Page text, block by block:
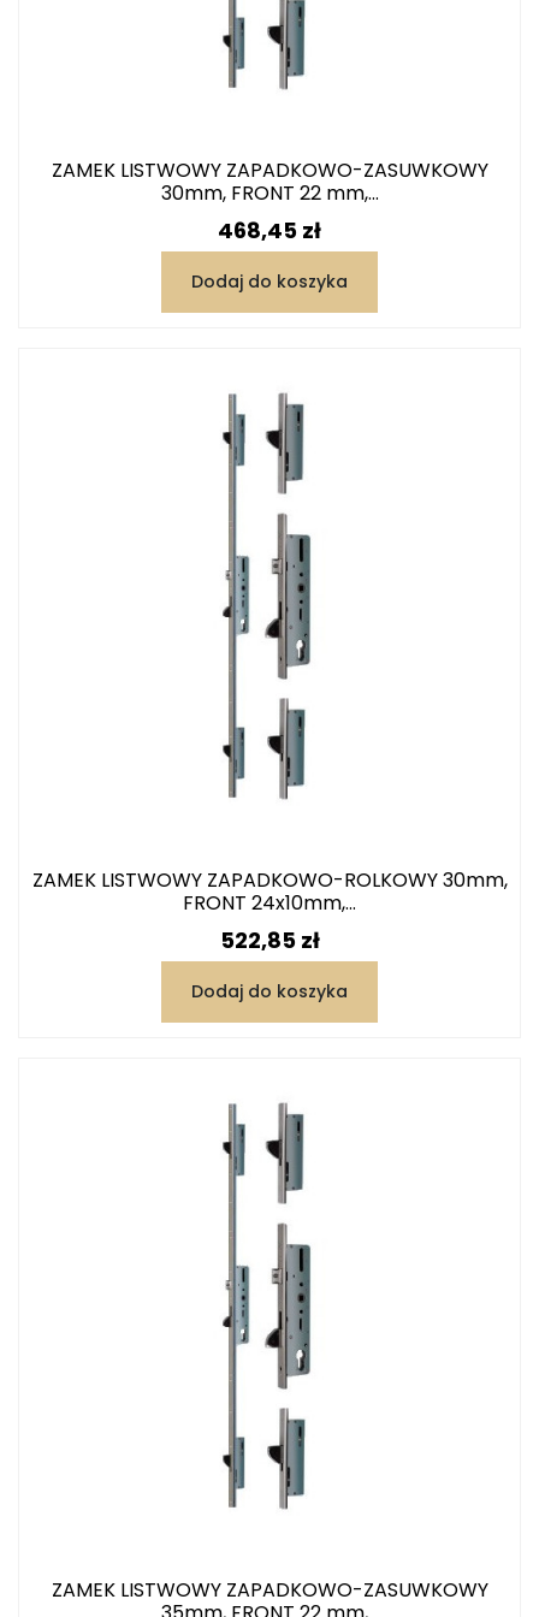
ZAMEK LISTWOWY ZAPADKOWO-ZASUWKOWY
30mm, FRONT 22 mm,...
Cena
468,45 zł
Dodaj do koszyka
ZAMEK LISTWOWY ZAPADKOWO-ROLKOWY 30mm,
FRONT 24x10mm,...
Cena
522,85 zł
Dodaj do koszyka
ZAMEK LISTWOWY ZAPADKOWO-ZASUWKOWY